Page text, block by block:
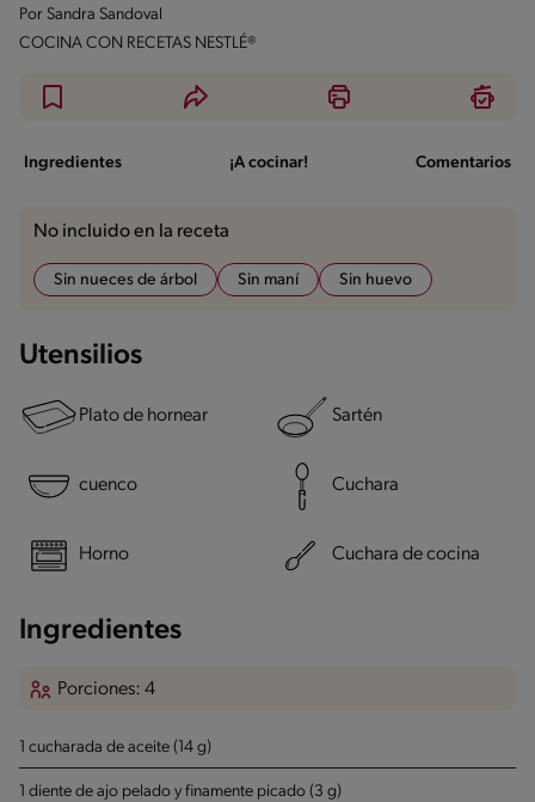
Por Sandra Sandoval
COCINA CON RECETAS NESTLÉ®
Ingredientes ¡A cocinar! Comentarios
No incluido en la receta
Sin nueces de árbol Sin maní Sin huevo
Utensilios
Plato de hornear Sartén
cuenco Cuchara
Horno Cuchara de cocina
Ingredientes
Porciones: 4
1 cucharada de aceite (14 g)
1 diente de ajo pelado y finamente picado (3 g)